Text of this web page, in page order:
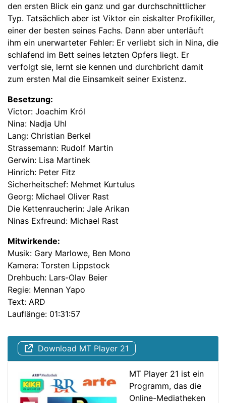
den ersten Blick ein ganz und gar durchschnittlicher
Typ. Tatsächlich aber ist Viktor ein eiskalter Profikiller,
einer der besten seines Fachs. Dann aber unterläuft
ihm ein unerwarteter Fehler: Er verliebt sich in Nina, die
schlafend im Bett seines letzten Opfers liegt. Er
verfolgt sie, lernt sie kennen und durchbricht damit
zum ersten Mal die Einsamkeit seiner Existenz.
Besetzung:
Victor: Joachim Król
Nina: Nadja Uhl
Lang: Christian Berkel
Strassemann: Rudolf Martin
Gerwin: Lisa Martinek
Hinrich: Peter Fitz
Sicherheitschef: Mehmet Kurtulus
Georg: Michael Oliver Rast
Die Kettenraucherin: Jale Arikan
Ninas Exfreund: Michael Rast
Mitwirkende:
Musik: Gary Marlowe, Ben Mono
Kamera: Torsten Lippstock
Drehbuch: Lars-Olav Beier
Regie: Mennan Yapo
Text: ARD
Lauflänge: 01:31:57
Download MT Player 21
MT Player 21 ist ein
Programm, das die
Online-Mediatheken